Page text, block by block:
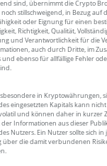
sind, übernimmt die Crypto
stillschweigend, in Bezug auf
oder Eignung für einen
Richtigkeit, Qualität,
und Verantwortlichkeit für die
auch durch Dritte, im
ebenso für allfällige Fehler
in Kryptowährungen,
eingesetzten Kapitals kann
und können daher in kurzer
Informationen aus dieser
Nutzers. Ein Nutzer sollte sich
die damit verbundenen